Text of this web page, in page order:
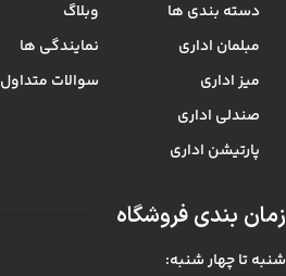
دسته بندی ها
مبلمان اداری
میز اداری
صندلی اداری
پارتیشن اداری
وبلاگ
نمایندگی ها
سوالات متداول
زمان بندی فروشگاه
شنبه تا چهار شنبه: